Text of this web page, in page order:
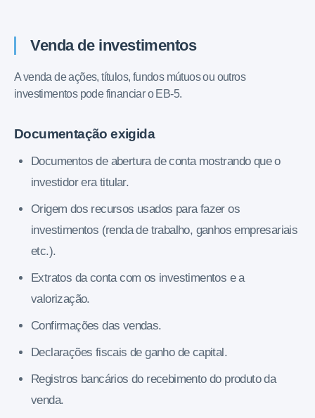
Venda de investimentos
A venda de ações, títulos, fundos mútuos ou outros
investimentos pode financiar o EB-5.
Documentação exigida
Documentos de abertura de conta mostrando que o
investidor era titular.
Origem dos recursos usados para fazer os
investimentos (renda de trabalho, ganhos empresariais
etc.).
Extratos da conta com os investimentos e a
valorização.
Confirmações das vendas.
Declarações fiscais de ganho de capital.
Registros bancários do recebimento do produto da
venda.